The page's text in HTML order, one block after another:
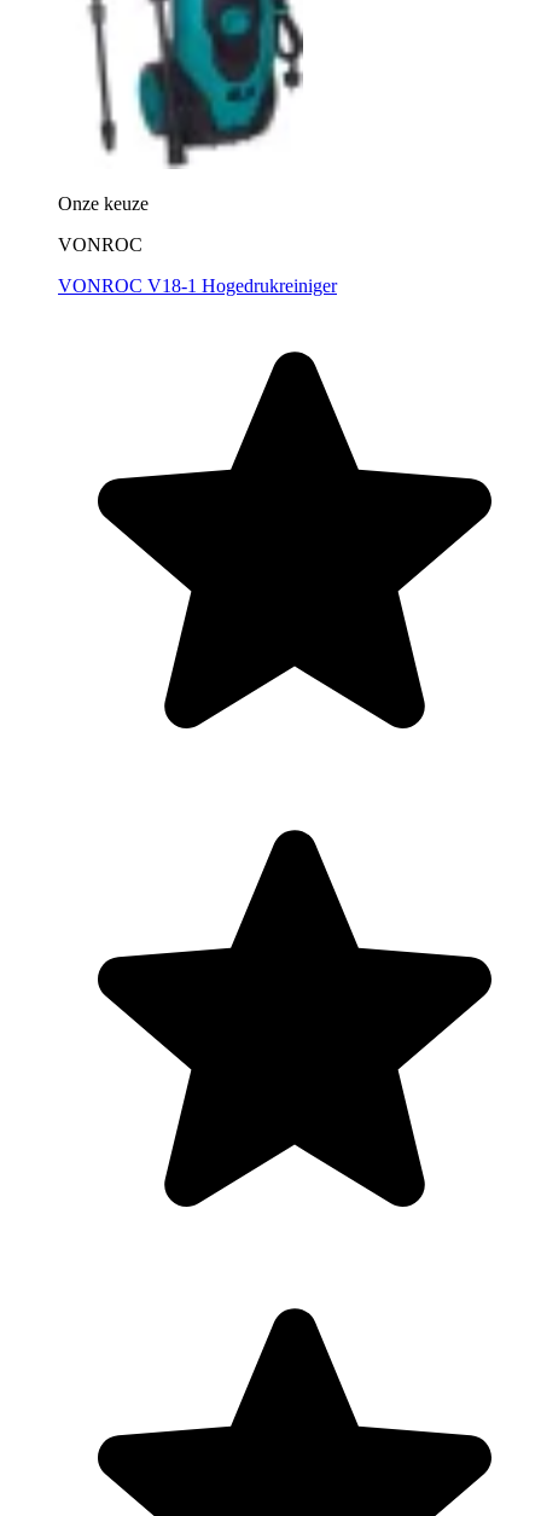
Onze keuze
VONROC
VONROC V18-1 Hogedrukreiniger